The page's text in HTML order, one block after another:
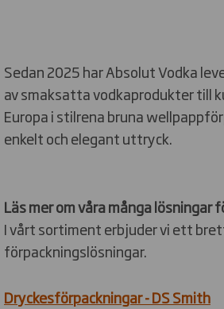
Sedan 2025 har Absolut Vodka
av smaksatta vodkaprodukter till
Europa i stilrena bruna
enkelt och elegant uttryck.
Läs mer om våra många lösningar
I vårt sortiment erbjuder vi ett
förpackningslösningar.
Dryckesförpackningar - DS Smith